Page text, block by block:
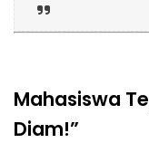
Mahasiswa
Diam!”